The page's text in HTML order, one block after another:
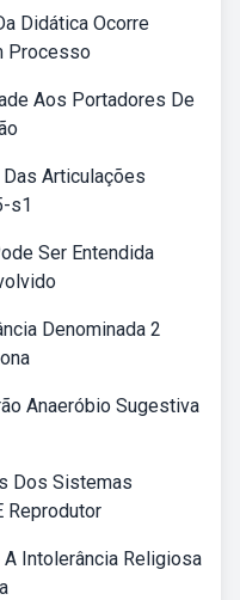
Didática Ocorre
Processo
Aos Portadores De
Articulações
s1
Ser Entendida
Denominada 2
Anaeróbio Sugestiva
Dos Sistemas
Reprodutor
Intolerância Religiosa